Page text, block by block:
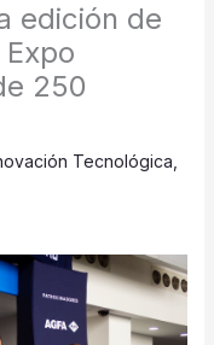
edición de
250
Tecnológica